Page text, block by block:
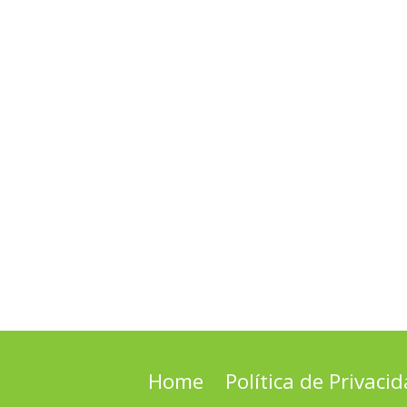
Home Política de